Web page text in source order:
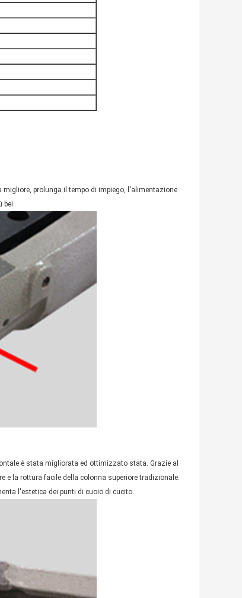
prolunga il tempo di impiego, l'alimentazione
bei.
è stata migliorata ed ottimizzato stata. Grazie al
e la rottura facile della colonna superiore tradizionale.
l'estetica dei punti di cuoio di cucito.